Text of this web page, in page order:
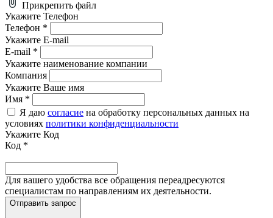
Прикрепить файл
Укажите Телефон
Телефон *
Укажите E-mail
E-mail *
Укажите наименование компании
Компания
Укажите Ваше имя
Имя *
Я даю согласие на обработку персональных данных на
условиях политики конфиденциальности
Укажите Код
Код *
Для вашего удобства все обращения переадресуются
специалистам по направлениям их деятельности.
Отправить запрос